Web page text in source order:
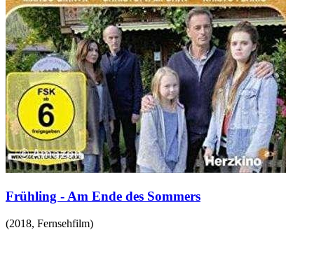
Frühling - Am Ende des Sommers
(2018, Fernsehfilm)